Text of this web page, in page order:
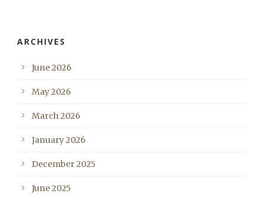
ARCHIVES
June 2026
May 2026
March 2026
January 2026
December 2025
June 2025